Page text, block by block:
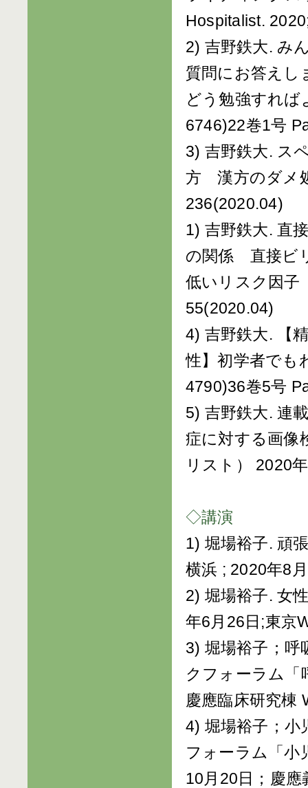
Hospitalist.
2) 吉野鉄大. み
質問にお答え
どう勉強すれ
6746)22巻1号
3) 吉野鉄大. ス
方 漢方のダメ
236(2020.04)
1) 吉野鉄大. 直
の関係 直接ビ
低いリスク因
55(2020.04)
4) 吉野鉄大. 【
性】初学者でも
4790)36巻5号
5) 吉野鉄大. 連
症に対する画像
リスト） 2020
◇講演
1) 堀場裕子. 頑
横浜 ; 2020年8
2) 堀場裕子. 女
年6月26日;東京
3) 堀場裕子；
クフォーラム「
慶應臨床研究棟
4) 堀場裕子；小
フォーラム「小
10月20日；慶